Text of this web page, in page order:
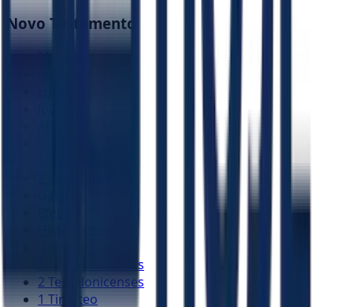
Novo Testamento
1 Tessalonicenses
2 Tessalonicenses
1 Timóteo